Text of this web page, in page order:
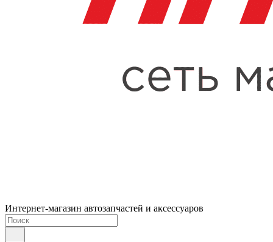
Интернет-магазин автозапчастей и аксессуаров